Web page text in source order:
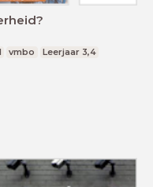
vmbo Leerjaar 3,4